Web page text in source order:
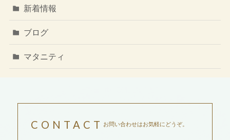
新着情報
ブログ
マタニティ
CONTACT お問い合わせはお気軽にどうぞ。